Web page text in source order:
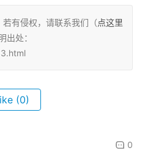
有侵权，请联系我们（点这里
出处：
(0)
0